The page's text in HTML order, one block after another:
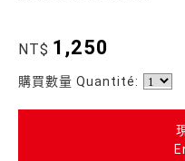
NT$ 1,250
購買數量 Quantité: